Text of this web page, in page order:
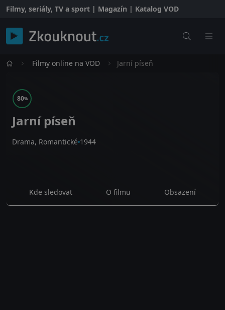
Filmy, seriály, TV a sport | Magazín | Katalog VOD
Filmy online na VOD Jarní píseň
80%
Jarní píseň
Drama, Romantické 1944
Kde sledovat O filmu Obsazení